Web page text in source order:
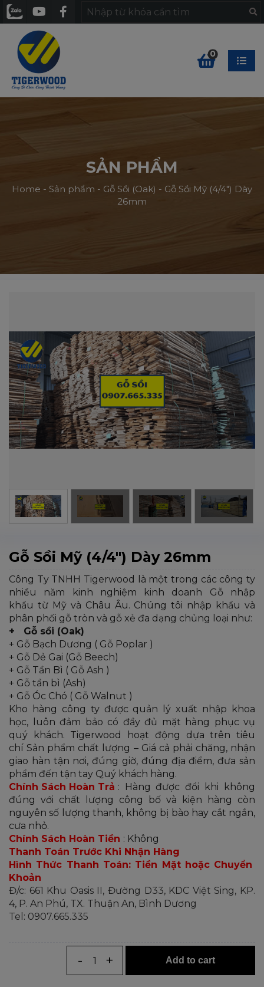
0
SẢN PHẨM
Home - Sản phẩm - Gỗ Sồi (Oak) - Gỗ Sồi Mỹ (4/4″) Dày
26mm
Gỗ Sồi Mỹ (4/4″) Dày 26mm
Công Ty TNHH Tigerwood là một trong các công ty
nhiều năm kinh nghiệm kinh doanh Gỗ nhập
khẩu từ Mỹ và Châu Âu. Chúng tôi nhập khẩu và
phân phối gỗ tròn và gỗ xẻ đa dạng chủng loại như:
+ Gỗ sồi (Oak)
+ Gỗ Bạch Dương ( Gỗ Poplar )
+ Gỗ Dẻ Gai (Gỗ Beech)
+ Gỗ Tần Bì ( Gỗ Ash )
+ Gỗ tần bì (Ash)
+ Gỗ Óc Chó ( Gỗ Walnut )
Kho hàng công ty được quản lý xuất nhập khoa
học, luôn đảm bảo có đầy đủ mặt hàng phục vụ
quý khách. Tigerwood hoạt động dựa trên tiêu
chí Sản phẩm chất lượng – Giá cả phải chăng, nhận
giao hàn tận nơi, đúng giờ, đúng địa điểm, đưa sản
phẩm đến tận tay Quý khách hàng.
Chính Sách Hoàn Trả : Hàng được đổi khi không
đúng với chất lượng công bố và kiện hàng còn
nguyên số lượng thanh, không bị bào hay cắt ngắn,
cưa nhỏ.
Chính Sách Hoàn Tiền : Không
Thanh Toán Trước Khi Nhận Hàng
Hình Thức Thanh Toán: Tiền Mặt hoặc Chuyển
Khoản
Đ/c: 661 Khu Oasis II, Đường D33, KDC Việt Sing, KP.
4, P. An Phú, TX. Thuận An, Bình Dương
Tel: 0907.665.335
Add to cart